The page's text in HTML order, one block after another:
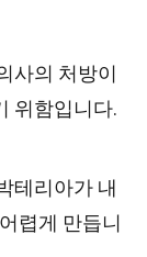
사의 처방이
위함입니다.
테리아가 내
렵게 만듭니